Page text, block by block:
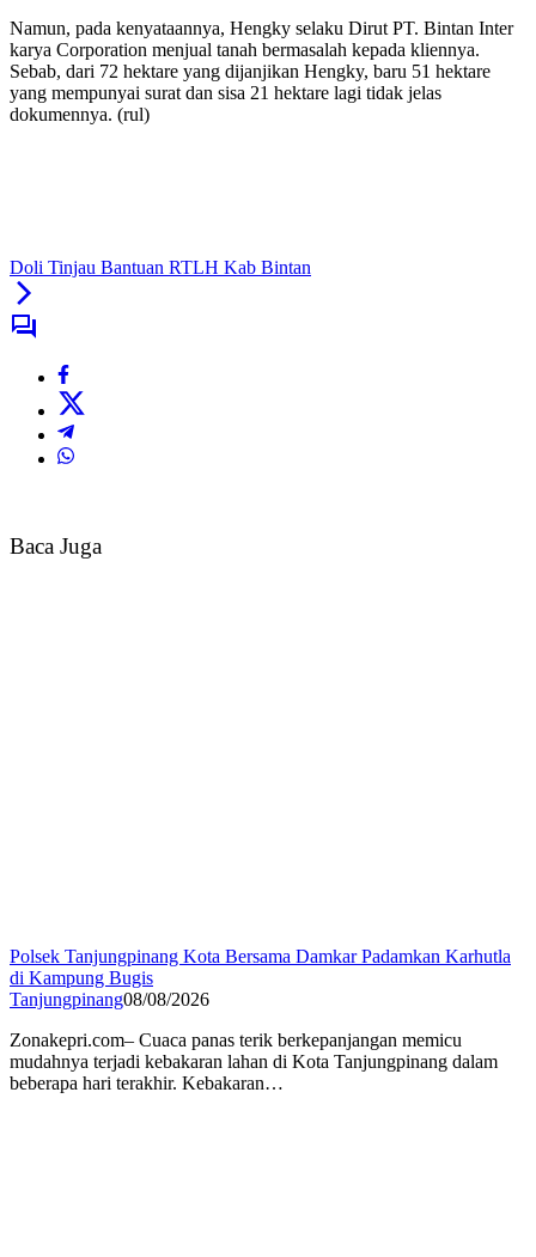
Namun, pada kenyataannya, Hengky selaku Dirut PT. Bintan Inter
karya Corporation menjual tanah bermasalah kepada kliennya.
Sebab, dari 72 hektare yang dijanjikan Hengky, baru 51 hektare
yang mempunyai surat dan sisa 21 hektare lagi tidak jelas
dokumennya. (rul)
Doli Tinjau Bantuan RTLH Kab Bintan
Baca Juga
Polsek Tanjungpinang Kota Bersama Damkar Padamkan Karhutla
di Kampung Bugis
Tanjungpinang08/08/2026
Zonakepri.com– Cuaca panas terik berkepanjangan memicu
mudahnya terjadi kebakaran lahan di Kota Tanjungpinang dalam
beberapa hari terakhir. Kebakaran…